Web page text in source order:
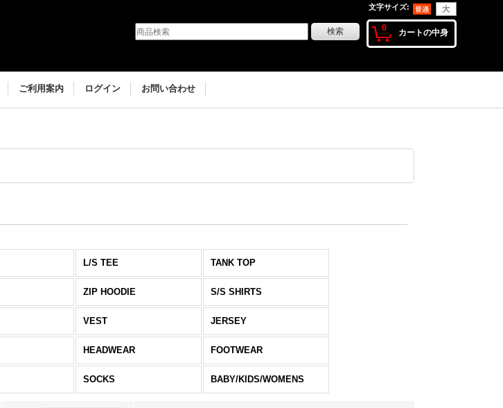
文字サイズ:
0 カートの中身
ご利用案内 ログイン お問い合わせ
L/S TEE TANK TOP
ZIP HOODIE S/S SHIRTS
VEST JERSEY
HEADWEAR FOOTWEAR
SOCKS BABY/KIDS/WOMENS